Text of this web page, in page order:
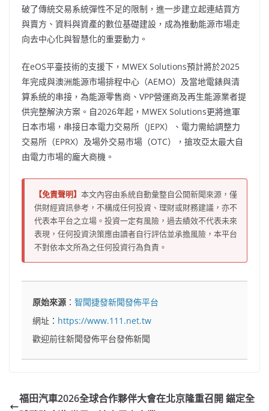
破了傳統交易系統彈性不足的限制，進一步建立起連結買方
與賣方、資料與資產的數位基礎建設，成為推動能源市場走
向去中心化與智慧化的重要動力。
在eOS平臺技術的支援下，MWEX Solutions預計將於2025
年完成與澳洲能源市場排程中心（AEMO）及當地電錶與清
算系統的串接，為能源零售商、VPP營運商及再生能源業者提
供完整解決方案。自2026年起，MWEX Solutions更將進軍
日本市場，串接日本電力交易所（JEPX）、電力需給調整力
交易所（EPRX）及場外交易市場（OTC），搶攻亞太最大自
由電力市場的龐大商機。
【免責聲明】 本文內容由系統自動彙整自公開新聞來源，僅
供財經資訊參考，不構成任何投資、理財或財務建議，亦不
代表本平台之立場。投資一定有風險，過去績效不代表未來
表現，任何投資決策應由讀者自行評估並承擔風險，本平台
不對依本文所為之任何投資行為負責。
原始來源 ：智聞捷發新聞發佈平台
網址： https://www.111.net.tw
歡迎前往新聞發佈平台發佈新聞
福田汽車2026全球合作夥伴大會在北京隆重召開 錨定全